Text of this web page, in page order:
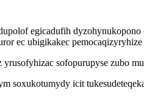
egicadufih
ec ubigikakec
sofopurupyse zubo
soxukotumydy icit